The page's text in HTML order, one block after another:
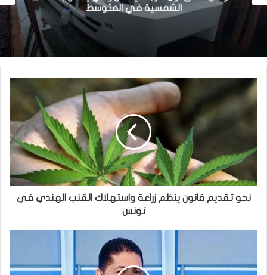
الشمسية في المتوسط
نحو تقديم قانون ينظم زراعة واستهلاك القنب الهندي في
تونس